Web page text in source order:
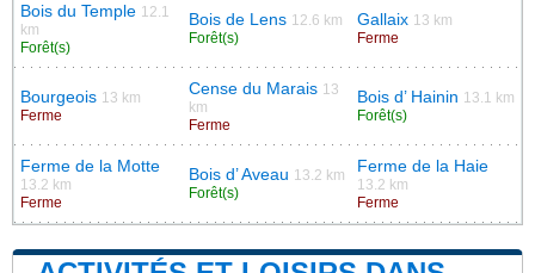
Bois du Temple 12.1
km
Forêt(s)
Bois de Lens 12.6 km
Forêt(s)
Gallaix 13 km
Ferme
Bourgeois 13 km
Ferme
Cense du Marais 13
km
Ferme
Bois d’ Hainin 13.1 km
Forêt(s)
Ferme de la Motte
13.2 km
Ferme
Bois d’ Aveau 13.2 km
Forêt(s)
Ferme de la Haie
13.2 km
Ferme